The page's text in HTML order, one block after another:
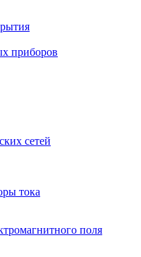
приборов
сетей
тока
поля